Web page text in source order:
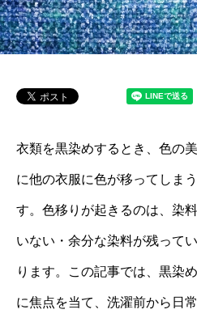
衣類を黒染めするとき、色の
に他の衣服に色が移ってしま
す。色移りが起きるのは、染
いない・余分な染料が残って
ります。この記事では、黒染
に焦点を当て、洗濯前から日